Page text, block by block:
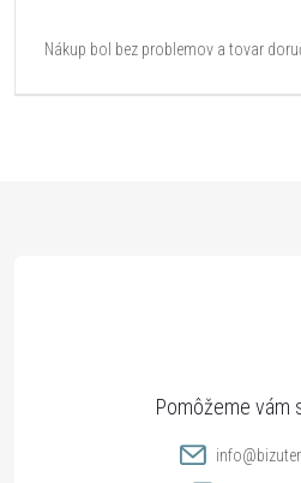
Nákup bol bez problemov a tovar
info@